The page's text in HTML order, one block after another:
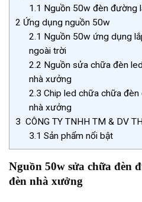
1.1 Nguồn 50w đèn đường
2 Ứng dụng nguồn 50w
2.1 Nguồn 50w ứng dụng
ngoài trời
2.2 Nguồn sửa chữa đèn
nhà xưởng
2.3 Chip led chữa chữa
nhà xưởng
3 CÔNG TY TNHH TM & DV
3.1 Sản phẩm nổi bật
Nguồn 50w sửa chữa đèn
đèn nhà xưởng